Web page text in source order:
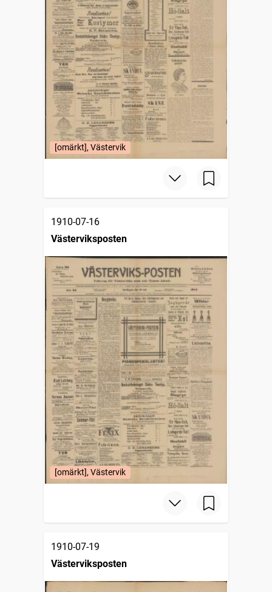
[omärkt], Västervik
1910-07-16
Västerviksposten
[omärkt], Västervik
1910-07-19
Västerviksposten